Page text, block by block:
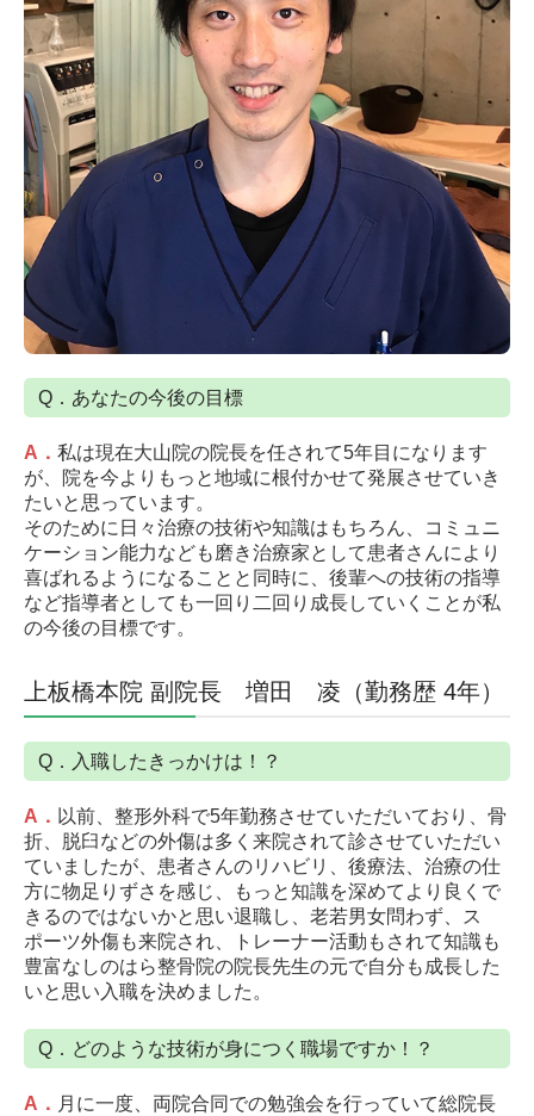
Q．あなたの今後の目標
A ． 私は現在大山院の院長を任されて5年目になります
が、院を今よりもっと地域に根付かせて発展させていき
たいと思っています。
そのために日々治療の技術や知識はもちろん、コミュニ
ケーション能力なども磨き治療家として患者さんにより
喜ばれるようになることと同時に、後輩への技術の指導
など指導者としても一回り二回り成長していくことが私
の今後の目標です。
上板橋本院 副院長 増田 凌（勤務歴 4年）
Q．入職したきっかけは！？
A ． 以前、整形外科で5年勤務させていただいており、骨
折、脱臼などの外傷は多く来院されて診させていただい
ていましたが、患者さんのリハビリ、後療法、治療の仕
方に物足りずさを感じ、もっと知識を深めてより良くで
きるのではないかと思い退職し、老若男女問わず、ス
ポーツ外傷も来院され、トレーナー活動もされて知識も
豊富なしのはら整骨院の院長先生の元で自分も成長した
いと思い入職を決めました。
Q．どのような技術が身につく職場ですか！？
A ． 月に一度、両院合同での勉強会を行っていて総院長